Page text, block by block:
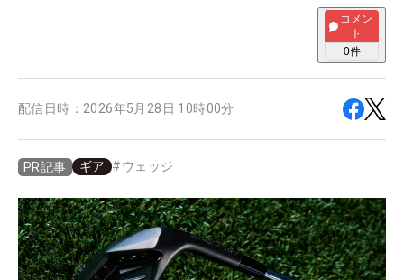
コメン
ト
0件
配信日時： 2026年5月28日 10時00分
PR記事 ギア #ウェッジ